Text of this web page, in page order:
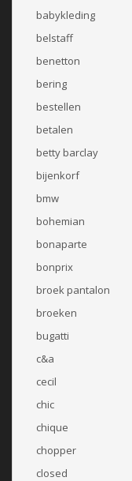
babykleding
belstaff
benetton
bering
bestellen
betalen
betty barclay
bijenkorf
bmw
bohemian
bonaparte
bonprix
broek pantalon
broeken
bugatti
c&a
cecil
chic
chique
chopper
closed